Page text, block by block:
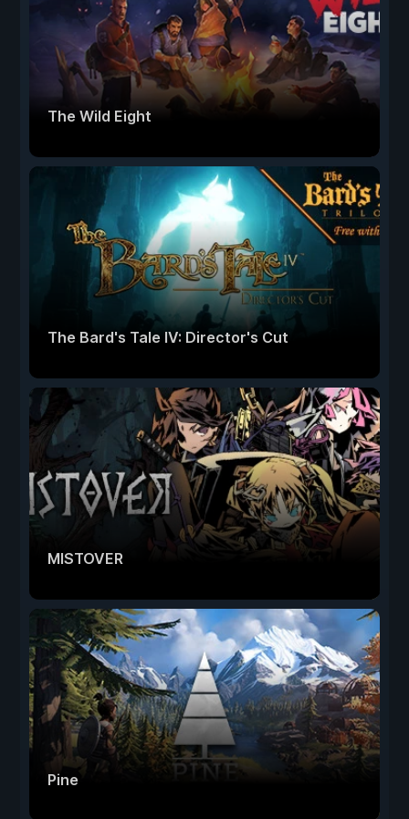
The Wild Eight
The Bard's Tale IV: Director's Cut
MISTOVER
Pine